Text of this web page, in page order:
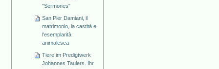
"Sermones"
San Pier Damiani, il
matrimonio, la castità e
l'esemplarità
animalesca
Tiere im Predigtwerk
Johannes Taulers. Ihr